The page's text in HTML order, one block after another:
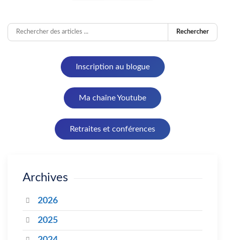
Rechercher
Inscription au blogue
Ma chaîne Youtube
Retraites et conférences
Archives
2026
2025